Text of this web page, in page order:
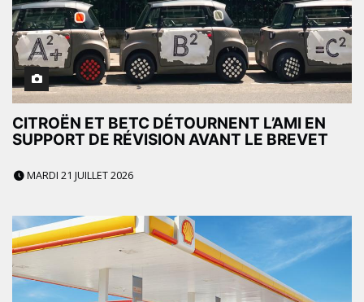
CITROËN ET BETC DÉTOURNENT L’AMI EN
SUPPORT DE RÉVISION AVANT LE BREVET
MARDI 21 JUILLET 2026